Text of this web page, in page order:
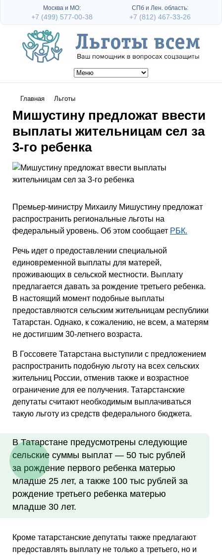
Главная Льготы
Мишустину предложат ввести
выплаты жительницам сел за
3-го ребенка
Премьер-министру Михаилу Мишустину предложат
распространить региональные льготы на
федеральный уровень. Об этом сообщает РБК.
Речь идет о предоставлении специальной
единовременной выплаты для матерей,
проживающих в сельской местности. Выплату
предлагается давать за рождение третьего ребенка.
В настоящий момент подобные выплаты
предоставляются сельским жительницам республики
Татарстан. Однако, к сожалению, не всем, а матерям
не достигшим 30-летнего возраста.
В Госсовете Татарстана выступили с предложением
распространить подобную льготу на всех сельских
жительниц России, отменив также и возрастное
ограничение для ее получения. Татарстанские
депутаты считают необходимым выплачиваться
такую льготу из средств федерального бюджета.
В Татарстане предусмотрены следующие
сельские суммы выплат — 50 тыс рублей
за рождение первого ребенка матерью
младше 25 лет, а также 100 тыс рублей за
рождение третьего ребенка матерью
младше 30 лет.
Кроме татарстанские депутаты также предлагают
предоставлять выплату не только а третьего, но и
Москва и МО:
+7 (499) 577-00-38
СПб и Лен. область:
+7 (812) 467-33-26